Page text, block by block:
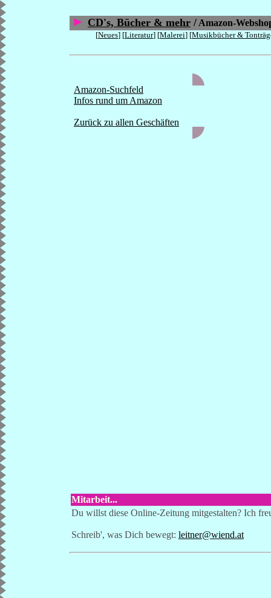
CD's, Bücher & mehr / Amazon-
[Neues] [Literatur] [Malerei] [Musikbücher &
Amazon-Suchfeld
Infos rund um Amazon
Zurück zu allen Geschäften
Mitarbeit...
Du willst diese Online-Zeitung mitgestalten? Ich
Schreib', was Dich bewegt: leitner@wiend.at